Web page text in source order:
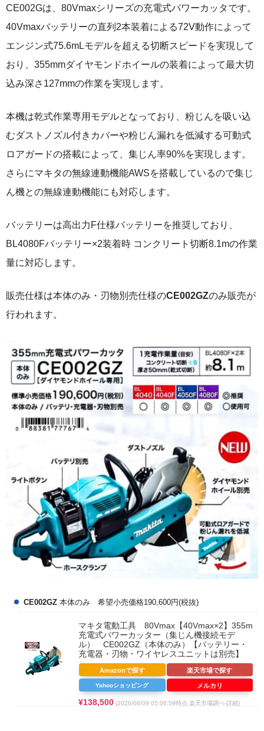
CE002Gは、80Vmaxシリーズの充電式パワーカッタです。
40Vmaxバッテリーの直列2本装着による72V動作によって
エンジン式75.6mLモデルを超える切断スピードを実現して
おり、355mmダイヤモンドホイールの装着によって最大切
込み深さ127mmの作業を実現します。
本機は乾式作業専用モデルとなっており、粉じんを吸い込
むダストノズル付きカバーや粉じん漏れを低減する可動式
ロアガードの搭載によって、集じん率90%を実現します。
さらにマキタの無線連動機能AWSを搭載しているので集じ
ん機との無線連動機能にも対応します。
バッテリーは高出力F仕様バッテリーを推奨しており、
BL4080Fバッテリー×2装着時 コンクリート切断8.1mの作業
量に対応します。
販売仕様は本体のみ・刃物別売仕様のCE002GZのみ販売が
行われます。
CE002GZ 本体のみ 希望小売価格190,600円(税抜)
マキタ電動工具 80Vmax【40Vmax×2】355m
充電式パワーカッター（集じん機接続モデ
ル） CE002GZ（本体のみ）【バッテリー・
充電器・刃物・ワイヤレスユニットは別売】
¥138,500 (2026/08/09 05:06:59時点 楽天市場調べ-詳細)
Amazonで探す 楽天市場で探す
Yahooショッピング メルカリ